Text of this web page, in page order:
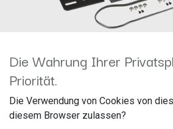
2-DIN RB Ford
2011 381114-10-1
Die Wahrung Ihrer
Priorität.
Die Verwendung von Cookies von
diesem Browser zulassen?